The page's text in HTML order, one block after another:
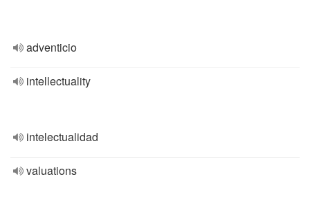
adventicio
intellectuality
intelectualidad
valuations